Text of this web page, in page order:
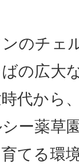
のチェ
の広大
代から
ー薬草
てる環